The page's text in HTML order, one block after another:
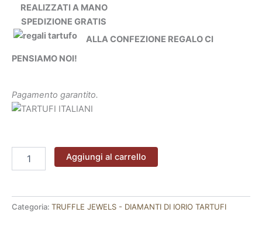
REALIZZATI A MANO
SPEDIZIONE GRATIS
ALLA CONFEZIONE REGALO CI
PENSIAMO NOI!
Pagamento garantito.
Aggiungi al carrello
Categoria: TRUFFLE JEWELS - DIAMANTI DI IORIO TARTUFI